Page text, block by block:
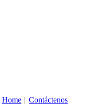
Home | Contáctenos